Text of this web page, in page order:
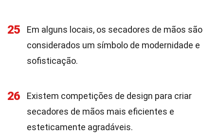
25
Em alguns locais, os secadores de mãos são
considerados um símbolo de modernidade e
sofisticação.
26
Existem competições de design para criar
secadores de mãos mais eficientes e
esteticamente agradáveis.